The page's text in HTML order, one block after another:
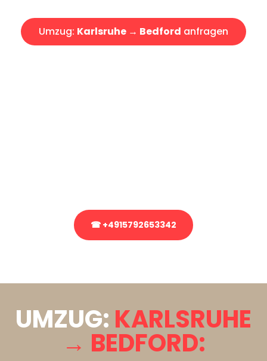
Umzug: Karlsruhe → Bedford anfragen
☎ +4915792653342
UMZUG: KARLSRUHE
→ BEDFORD: